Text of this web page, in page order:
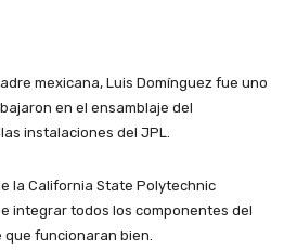
mexicana, Luis Domínguez fue uno
en el ensamblaje del
instalaciones del JPL.
la California State Polytechnic
integrar todos los componentes del
funcionaran bien.